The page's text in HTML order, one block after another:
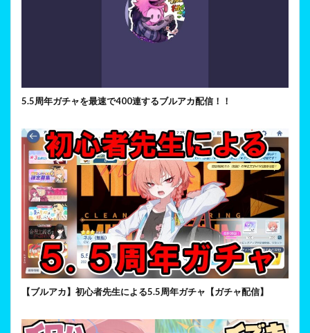
5.5周年ガチャを最速で400連するブルアカ配信！！
【ブルアカ】初心者先生による5.5周年ガチャ【ガチャ配信】